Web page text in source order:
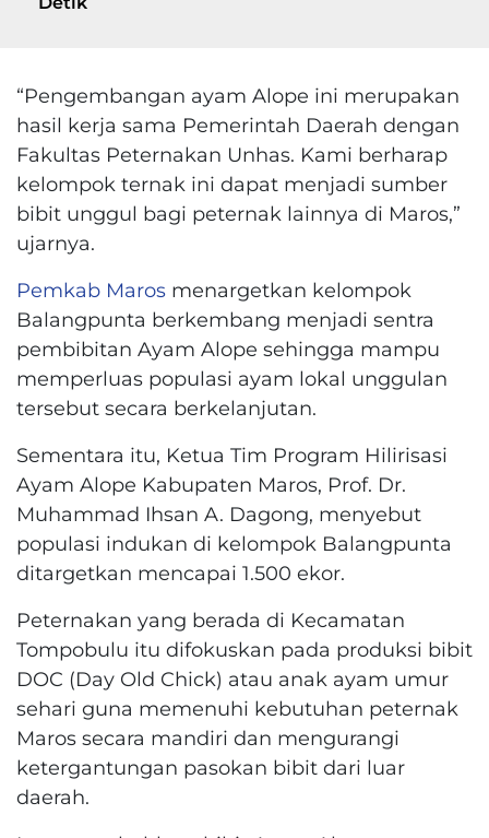
“Pengembangan ayam Alope ini merupakan
hasil kerja sama Pemerintah Daerah dengan
Fakultas Peternakan Unhas. Kami berharap
kelompok ternak ini dapat menjadi sumber
bibit unggul bagi peternak lainnya di Maros,”
ujarnya.
Pemkab Maros menargetkan kelompok
Balangpunta berkembang menjadi sentra
pembibitan Ayam Alope sehingga mampu
memperluas populasi ayam lokal unggulan
tersebut secara berkelanjutan.
Sementara itu, Ketua Tim Program Hilirisasi
Ayam Alope Kabupaten Maros, Prof. Dr.
Muhammad Ihsan A. Dagong, menyebut
populasi indukan di kelompok Balangpunta
ditargetkan mencapai 1.500 ekor.
Peternakan yang berada di Kecamatan
Tompobulu itu difokuskan pada produksi bibit
DOC (Day Old Chick) atau anak ayam umur
sehari guna memenuhi kebutuhan peternak
Maros secara mandiri dan mengurangi
ketergantungan pasokan bibit dari luar
daerah.